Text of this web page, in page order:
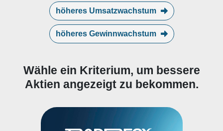
höheres Umsatzwachstum
höheres Gewinnwachstum
Wähle ein Kriterium, um bessere
Aktien angezeigt zu bekommen.